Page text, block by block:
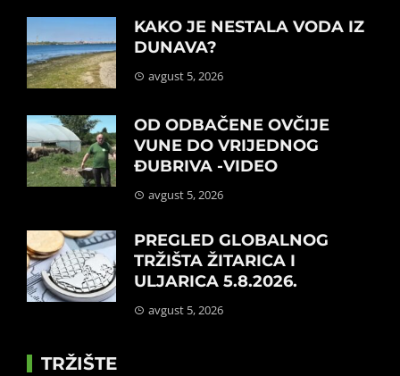
KAKO JE NESTALA VODA IZ
DUNAVA?
avgust 5, 2026
OD ODBAČENE OVČIJE
VUNE DO VRIJEDNOG
ĐUBRIVA -VIDEO
avgust 5, 2026
PREGLED GLOBALNOG
TRŽIŠTA ŽITARICA I
ULJARICA 5.8.2026.
avgust 5, 2026
TRŽIŠTE